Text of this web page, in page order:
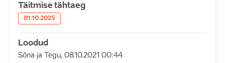
Täitmise tähtaeg
01.10.2025
Loodud
Sõna ja Tegu, 08.10.2021 00:44